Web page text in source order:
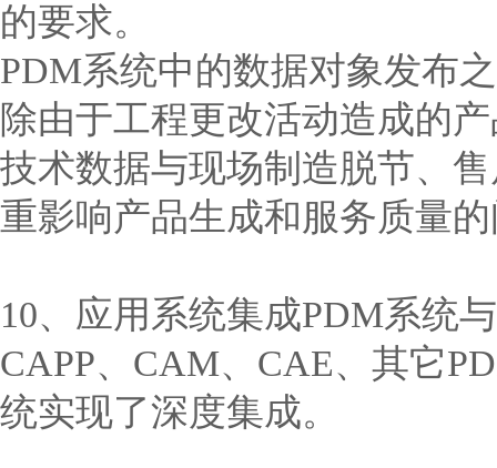
的要求。
PDM系统中的数据对象发布
除由于工程更改活动造成的
技术数据与现场制造脱节、
重影响产品生成和服务质量
10、应用系统集成PDM系统
CAPP、CAM、CAE、其它
统实现了深度集成。